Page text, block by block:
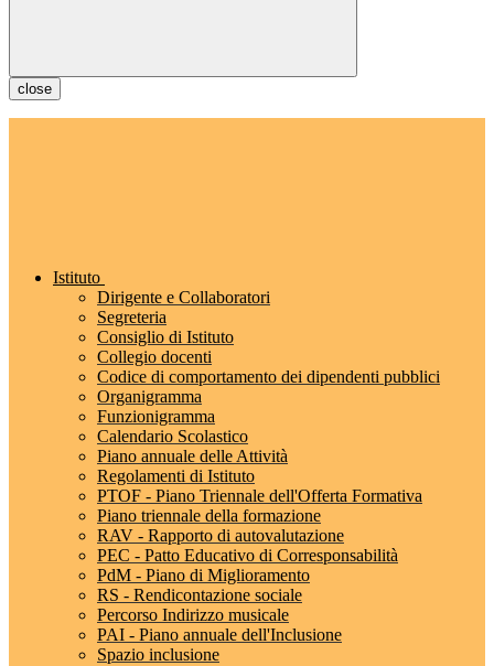
close
Istituto
Dirigente e Collaboratori
Segreteria
Consiglio di Istituto
Collegio docenti
Codice di comportamento dei dipendenti pubblici
Organigramma
Funzionigramma
Calendario Scolastico
Piano annuale delle Attività
Regolamenti di Istituto
PTOF - Piano Triennale dell'Offerta Formativa
Piano triennale della formazione
RAV - Rapporto di autovalutazione
PEC - Patto Educativo di Corresponsabilità
PdM - Piano di Miglioramento
RS - Rendicontazione sociale
Percorso Indirizzo musicale
PAI - Piano annuale dell'Inclusione
Spazio inclusione